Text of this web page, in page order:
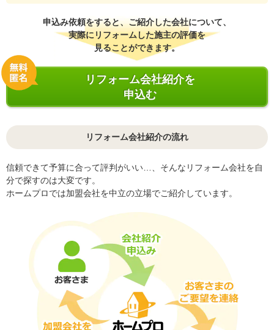
申込み依頼をすると、ご紹介した会社について、
実際にリフォームした施主の評価を
見ることができます。
リフォーム会社紹介を
申込む
リフォーム会社紹介の流れ
信頼できて予算に合って評判がいい…、そんなリフォーム会社を自
分で探すのは大変です。
ホームプロでは加盟会社を中立の立場でご紹介しています。